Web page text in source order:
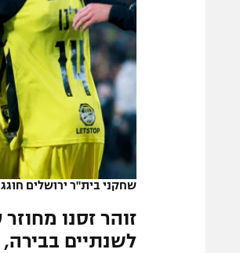
מדיניות פרטיות
תקנון פעילות ספורט 1
רשיון להקרנה פומבית לבית
הצטרפות לחבילת הערוצים
לוח דרושים – ג'ובנט
המגזין
שחקני בית"ר ירושלים
זוהר זסנו
לשנתיים